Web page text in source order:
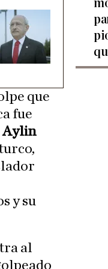
que
fue
Aylin
y su
al